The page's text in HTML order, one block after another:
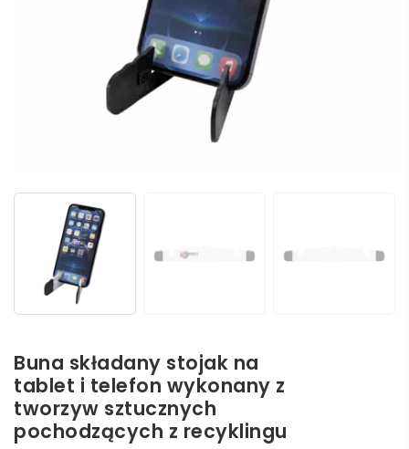
Buna składany stojak na
tablet i telefon wykonany z
tworzyw sztucznych
pochodzących z recyklingu